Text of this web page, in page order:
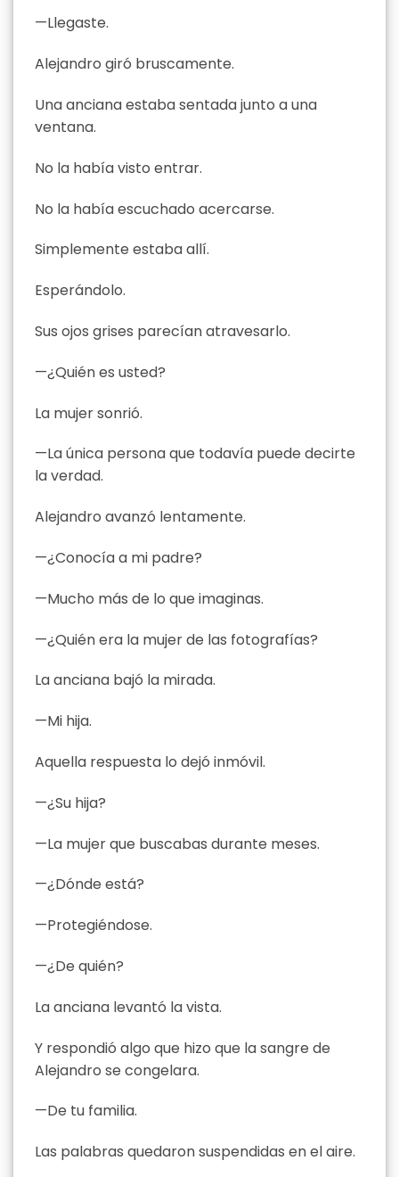
—Llegaste.
Alejandro giró bruscamente.
Una anciana estaba sentada junto a una
ventana.
No la había visto entrar.
No la había escuchado acercarse.
Simplemente estaba allí.
Esperándolo.
Sus ojos grises parecían atravesarlo.
—¿Quién es usted?
La mujer sonrió.
—La única persona que todavía puede decirte
la verdad.
Alejandro avanzó lentamente.
—¿Conocía a mi padre?
—Mucho más de lo que imaginas.
—¿Quién era la mujer de las fotografías?
La anciana bajó la mirada.
—Mi hija.
Aquella respuesta lo dejó inmóvil.
—¿Su hija?
—La mujer que buscabas durante meses.
—¿Dónde está?
—Protegiéndose.
—¿De quién?
La anciana levantó la vista.
Y respondió algo que hizo que la sangre de
Alejandro se congelara.
—De tu familia.
Las palabras quedaron suspendidas en el aire.